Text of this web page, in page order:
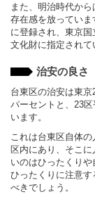
また、明治時代か
存在感を放ってい
に登録され、東京
文化財に指定されて
治安の良さ
台東区の治安は東
パーセントと、23
います。
これは台東区自体
区内にあり、そこ
いのはひったくり
ひったくりに注意す
べきでしょう。